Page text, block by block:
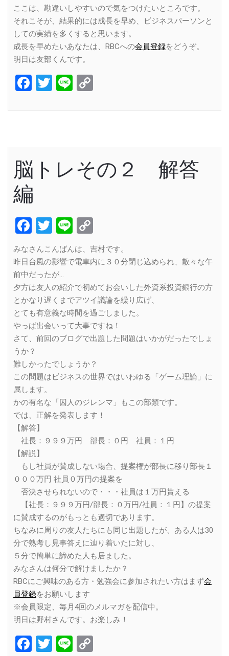
ここは、勘違いしやすいので気をつけたいところです。
それこそが、結果的には成長を早め、ビジネスパーソンと
しての実績を多くすると思います。
成長を早めたいあなたは、RBCへの会員登録をどうぞ。
明日は友部くんです。
Facebook
Twitter
Line
脳トレその２ 解答
編
Facebook
Twitter
Line
Link
みなさんこんばんは、吉村です。
昨日台風の影響で電車内に３０分閉じ込められ、散々な午
前中だったが…
夕方は友人の紹介で初めてお会いした外資系投資銀行の方
とかなり遅くまでアツイ議論を繰り広げ、
とても有意義な時間を過ごしました。
やっぱ出会いって大事ですね！
さて、前回のブログで出題した問題はいかがだったでしょ
うか？
難しかったでしょうか？
この問題はビジネスの世界ではいわゆる「ゲーム理論」に
属します。
かの有名な「囚人のジレンマ」もこの部類です。
では、正解を発表します！
【解答】
社長：９９９万円 部長：０円 社員：１円
【解説】
もし社員が賛成しない場合、提案権が部長に移り部長１
０００万円 社員０万円の提案を
否決させられないので・・・社員は１万円貰える
【社長：９９９万円/部長：０万円/社員：１円】の提案
に賛成するのがもっとも適切であります。
ちなみに周りの友人たちにも同じ出題したが、ある人は30
分で熟考し見事答えに辿り着いたに対し、
５分で簡単に諦めた人も居ました。
みなさんは何分で解けましたか？
RBCにご興味のある方・勉強会に参加されたい方はまず会
員登録をお願いします
※会員限定、毎月4回のメルマガを配信中。
明日は野村さんです。お楽しみ！
Facebook
Twitter
Line